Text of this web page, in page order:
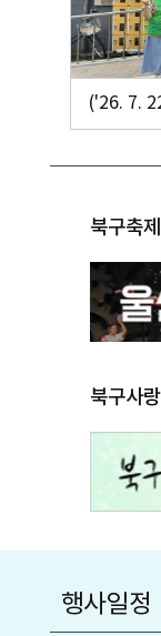
('26. 7.
북구축제
북구사랑
행사일정